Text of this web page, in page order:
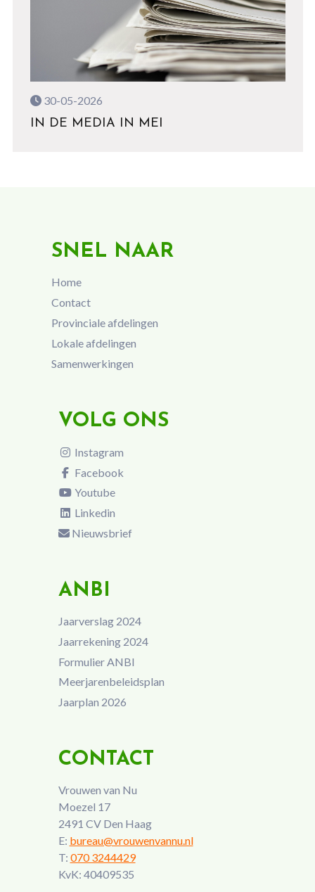
30-05-2026
IN DE MEDIA IN MEI
SNEL NAAR
Home
Contact
Provinciale afdelingen
Lokale afdelingen
Samenwerkingen
VOLG ONS
Instagram
Facebook
Youtube
Linkedin
Nieuwsbrief
ANBI
Jaarverslag 2024
Jaarrekening 2024
Formulier ANBI
Meerjarenbeleidsplan
Jaarplan 2026
CONTACT
Vrouwen van Nu
Moezel 17
2491 CV Den Haag
E: bureau@vrouwenvannu.nl
T: 070 3244429
KvK: 40409535